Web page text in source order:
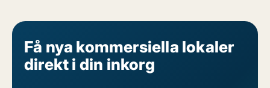
Få nya kommersiella lokaler
direkt i din inkorg